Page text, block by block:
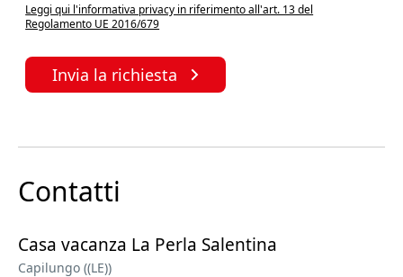
Leggi qui l'informativa privacy in riferimento all'art. 13 del
Regolamento UE 2016/679
Invia la richiesta
Contatti
Casa vacanza La Perla Salentina
Capilungo ((LE))